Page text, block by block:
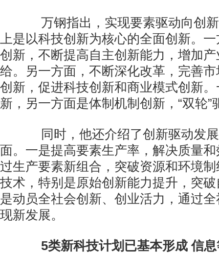
万钢指出，实现要素驱动向创新
上是以科技创新为核心的全面创新。
创新，不断提高自主创新能力，增加
给。另一方面，不断深化改革，完善
创新，促进科技创新和商业模式创新
新，另一方面是体制机制创新，“双轮”
同时，他还介绍了创新驱动发展
面。一是提高要素生产率，解决质量
过生产要素新组合，突破资源和环境
技术，特别是原始创新能力提升，突
是动员全社会创新、创业活力，通过
现新发展。
5类新科技计划已基本形成 信